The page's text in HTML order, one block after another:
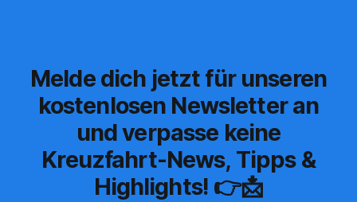
Melde dich jetzt für unseren
kostenlosen Newsletter an
und verpasse keine
Kreuzfahrt-News, Tipps &
Highlights! 👉📩